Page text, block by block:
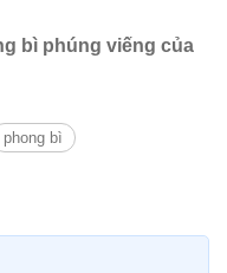
bì phúng viếng của
phong bì